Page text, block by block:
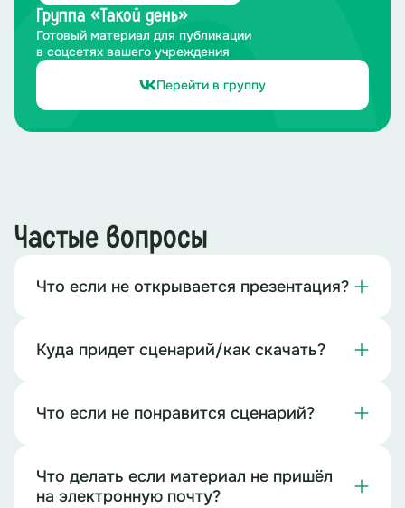
Группа «Такой день»
Готовый материал для публикации
в соцсетях вашего учреждения
Перейти в группу
Частые вопросы
Что если не открывается презентация?
Куда придет сценарий/как скачать?
Что если не понравится сценарий?
Что делать если материал не пришёл
на электронную почту?